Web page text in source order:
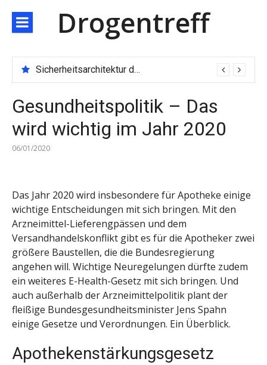
zum
Inhalt
Drogentreff
Sicherheitsarchitektur der nächsten Generation: JARXE kombiniert Multi-Wallet und MPC als Schutzschild für digitales Vertrauen
Gesundheitspolitik – Das
wird wichtig im Jahr 2020
06/01/2020
Das Jahr 2020 wird insbesondere für Apotheke einige
wichtige Entscheidungen mit sich bringen. Mit den
Arzneimittel-Lieferengpässen und dem
Versandhandelskonflikt gibt es für die Apotheker zwei
größere Baustellen, die die Bundesregierung
angehen will. Wichtige Neuregelungen dürfte zudem
ein weiteres E-Health-Gesetz mit sich bringen. Und
auch außerhalb der Arzneimittelpolitik plant der
fleißige Bundesgesundheitsminister Jens Spahn
einige Gesetze und Verordnungen. Ein Überblick.
Apothekenstärkungsgesetz